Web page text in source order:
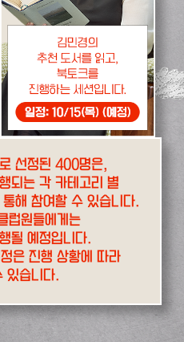
선정된 400명은,
되는 각 카테고리 별
해 참여할 수 있습니다.
럽원들에게는
될 예정입니다.
은 진행 상황에 따라
있습니다.